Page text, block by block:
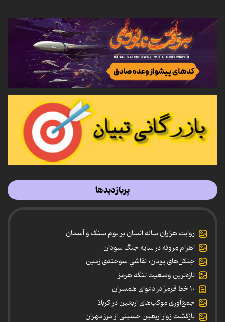
پربازدیدها
روایت هزاران ساله انسان بر بوم سنگ و آسمان
اهرام مِروئه در سایه جنگ سودان
جنگل‌های یونان؛ نقاشیِ سوخته‌ی زمین
تازه‌ترین وضعیت تنگه هرمز
۱۰ خط قرمز در دعوای همسران
جمع‌آوری موکب‌های اربعین در کربلا
بازگشت زوار اربعین حسینی از مرز مهران